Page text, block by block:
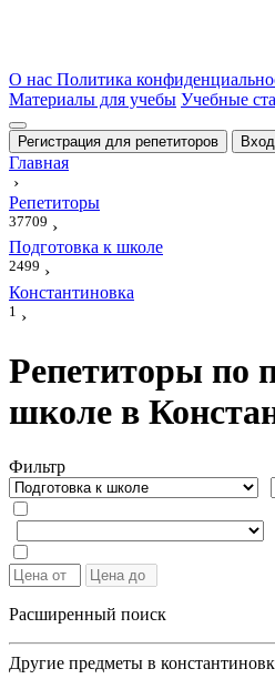
О нас Политика
Материалы для учебы Учебные
Регистрация для репетиторов Вход
Главная
›
Репетиторы
37709 ›
Подготовка к школе
2499 ›
Константиновка
1 ›
Репетиторы по
школе в
Фильтр
Расширенный поиск
Другие предметы в